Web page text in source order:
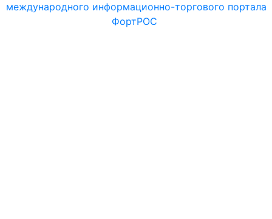
международного информационно-торгового портала
ФортРОС